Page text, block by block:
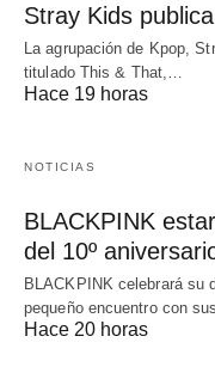
Stray Kids
La agrupación de Kpop,
titulado This & That,…
Hace 19 horas
NOTICIAS
BLACKPINK
del 10º
BLACKPINK celebrará su
pequeño encuentro con
Hace 20 horas